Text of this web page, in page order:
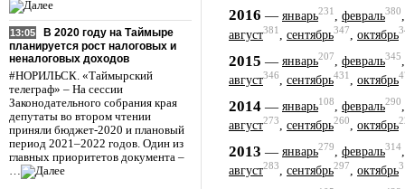
13:05
В 2020 году на Таймыре
планируется рост налоговых и
неналоговых доходов
#НОРИЛЬСК. «Таймырский
телеграф» – На сессии
Законодательного собрания края
депутаты во втором чтении
приняли бюджет-2020 и плановый
период 2021–2022 годов. Один из
главных приоритетов документа –
…
2016 — январь231 февраль380
август381 сентябрь347 октябрь
2015 — январь207, февраль345
август346 сентябрь431 октябрь
2014 — январь108, февраль290
август273 сентябрь260 октябрь
2013 — январь279, февраль314
август283 сентябрь297 октябрь